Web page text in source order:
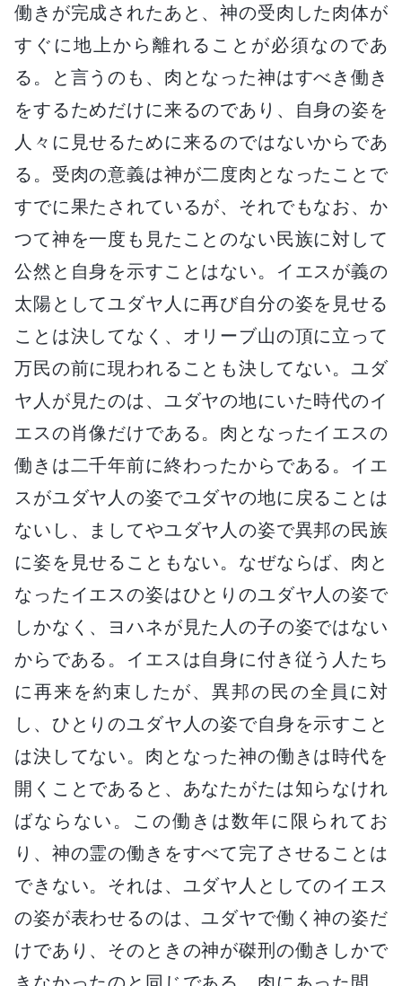
働きが完成されたあと、神の受肉した肉体が
すぐに地上から離れることが必須なのであ
る。と言うのも、肉となった神はすべき働き
をするためだけに来るのであり、自身の姿を
人々に見せるために来るのではないからであ
る。受肉の意義は神が二度肉となったことで
すでに果たされているが、それでもなお、か
つて神を一度も見たことのない民族に対して
公然と自身を示すことはない。イエスが義の
太陽としてユダヤ人に再び自分の姿を見せる
ことは決してなく、オリーブ山の頂に立って
万民の前に現われることも決してない。ユダ
ヤ人が見たのは、ユダヤの地にいた時代のイ
エスの肖像だけである。肉となったイエスの
働きは二千年前に終わったからである。イエ
スがユダヤ人の姿でユダヤの地に戻ることは
ないし、ましてやユダヤ人の姿で異邦の民族
に姿を見せることもない。なぜならば、肉と
なったイエスの姿はひとりのユダヤ人の姿で
しかなく、ヨハネが見た人の子の姿ではない
からである。イエスは自身に付き従う人たち
に再来を約束したが、異邦の民の全員に対
し、ひとりのユダヤ人の姿で自身を示すこと
は決してない。肉となった神の働きは時代を
開くことであると、あなたがたは知らなけれ
ばならない。この働きは数年に限られてお
り、神の霊の働きをすべて完了させることは
できない。それは、ユダヤ人としてのイエス
の姿が表わせるのは、ユダヤで働く神の姿だ
けであり、そのときの神が磔刑の働きしかで